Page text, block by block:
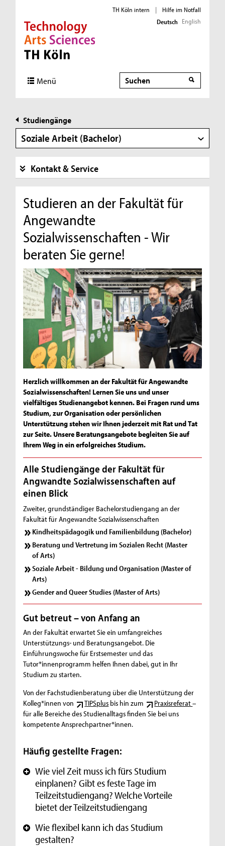
Direkt zur Hauptnavigation
Direkt zur Subnavigation
Direkt zum Inhalt
Direkt zum Fußbereich
TH Köln intern |
Hilfe im Notfall
Deutsch English
Menü Suche
Studiengänge
Soziale Arbeit (Bachelor)
Kontakt & Service
Studieren an der Fakultät für
Angewandte
Sozialwissenschaften - Wir
beraten Sie gerne!
Herzlich willkommen an der Fakultät für Angewandte
Sozialwissenschaften! Lernen Sie uns und unser
vielfältiges Studienangebot kennen. Bei Fragen rund ums
Studium, zur Organisation oder persönlichen
Unterstützung stehen wir Ihnen jederzeit mit Rat und Tat
zur Seite. Unsere Beratungsangebote begleiten Sie auf
Ihrem Weg in ein erfolgreiches Studium.
Alle Studiengänge der Fakultät für
Angwandte Sozialwissenschaften auf
einen Blick
Zweiter, grundständiger Bachelorstudiengang an der
Fakultät für Angewandte Sozialwissenschaften
Kindheitspädagogik und Familienbildung (Bachelor)
Beratung und Vertretung im Sozialen Recht (Master
of Arts)
Soziale Arbeit - Bildung und Organisation (Master of
Arts)
Gender and Queer Studies (Master of Arts)
Gut betreut – von Anfang an
An der Fakultät erwartet Sie ein umfangreiches
Unterstützungs- und Beratungsangebot. Die
Einführungswoche für Erstsemester und das
Tutor*innenprogramm helfen Ihnen dabei, gut in Ihr
Studium zu starten.
Von der Fachstudienberatung über die Unterstützung der
Kolleg*innen von
TIPSplus bis hin zum Praxisreferat–
für alle Bereiche des Studienalltags finden Sie bei uns
kompetente Ansprechpartner*innen.
Häufig gestellte Fragen:
+ Wie viel Zeit muss ich fürs Studium
einplanen? Gibt es feste Tage im
Teilzeitstudiengang? Welche Vorteile
bietet der Teilzeitstudiengang
+ Wie flexibel kann ich das Studium
gestalten?